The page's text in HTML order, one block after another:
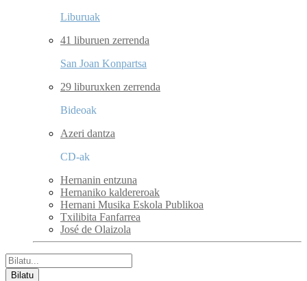
Liburuak
41 liburuen zerrenda
San Joan Konpartsa
29 liburuxken zerrenda
Bideoak
Azeri dantza
CD-ak
Hernanin entzuna
Hernaniko kaldereroak
Hernani Musika Eskola Publikoa
Txilibita Fanfarrea
José de Olaizola